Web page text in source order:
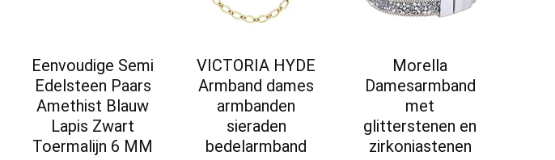
Eenvoudige Semi
Edelsteen Paars
Amethist Blauw
Lapis Zwart
Toermalijn 6 MM
VICTORIA HYDE
Armband dames
armbanden
sieraden
bedelarmband
Morella
Damesarmband
met
glitterstenen en
zirkoniastenen